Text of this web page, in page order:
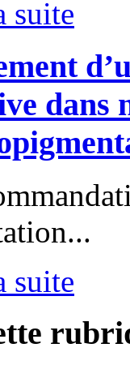
suite
dans
suite